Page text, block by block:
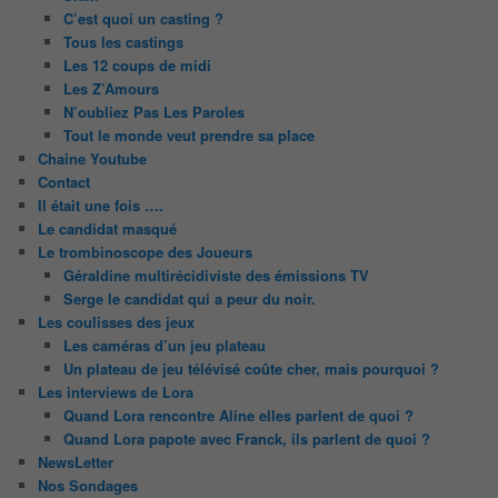
C’est quoi un casting ?
Tous les castings
Les 12 coups de midi
Les Z’Amours
N’oubliez Pas Les Paroles
Tout le monde veut prendre sa place
Chaine Youtube
Contact
Il était une fois ….
Le candidat masqué
Le trombinoscope des Joueurs
Géraldine multirécidiviste des émissions TV
Serge le candidat qui a peur du noir.
Les coulisses des jeux
Les caméras d’un jeu plateau
Un plateau de jeu télévisé coûte cher, mais pourquoi ?
Les interviews de Lora
Quand Lora rencontre Aline elles parlent de quoi ?
Quand Lora papote avec Franck, ils parlent de quoi ?
NewsLetter
Nos Sondages